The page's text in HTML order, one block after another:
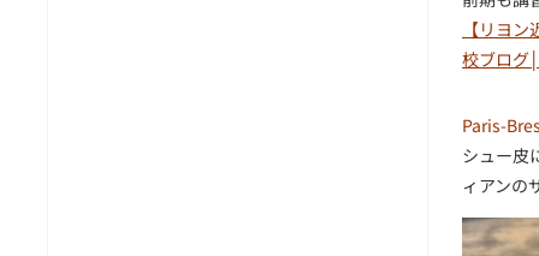
【リヨ
校ブログ
Paris-
シュー皮
ィアンの